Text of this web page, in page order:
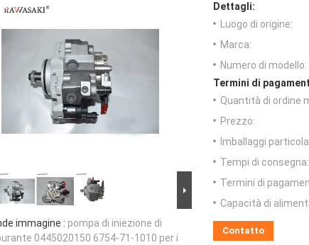
immagine : pompa di iniezione di
0445020150 6754-71-1010 per i
Dettagli:
Luogo di origine:
Marca:
Numero di modello:
Termini di
Quantità di ordine
Prezzo:
Imballaggi
Tempi di consegna:
Termini di
Capacità di
Contatto